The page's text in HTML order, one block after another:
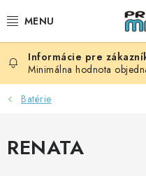
na
BATÉRIE
AUDIO - VIDEO
Minimálna hodnota
Batérie
RENATA